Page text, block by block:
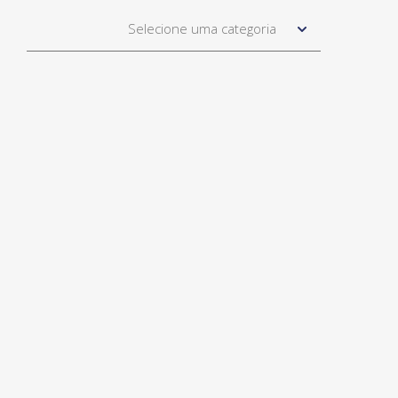
Selecione uma categoria